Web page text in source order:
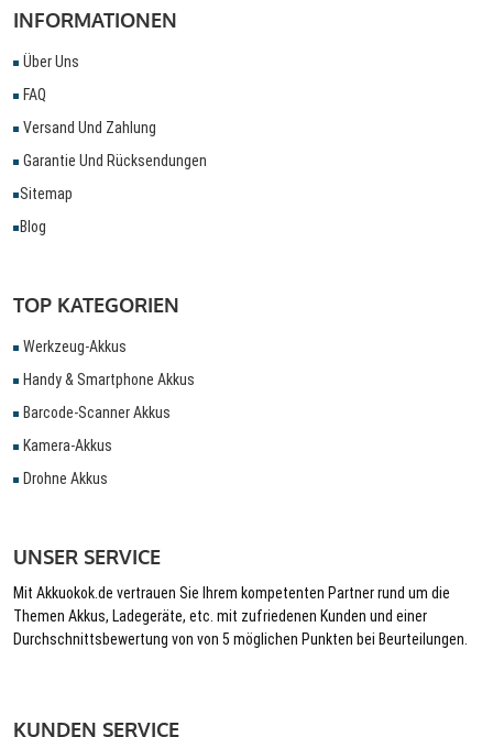
INFORMATIONEN
Über Uns
FAQ
Versand Und Zahlung
Garantie Und Rücksendungen
Sitemap
Blog
TOP KATEGORIEN
Werkzeug-Akkus
Handy & Smartphone Akkus
Barcode-Scanner Akkus
Kamera-Akkus
Drohne Akkus
UNSER SERVICE
Mit Akkuokok.de vertrauen Sie Ihrem kompetenten Partner rund um die
Themen Akkus, Ladegeräte, etc. mit zufriedenen Kunden und einer
Durchschnittsbewertung von von 5 möglichen Punkten bei Beurteilungen.
KUNDEN SERVICE